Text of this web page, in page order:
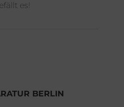
es!
BERLIN